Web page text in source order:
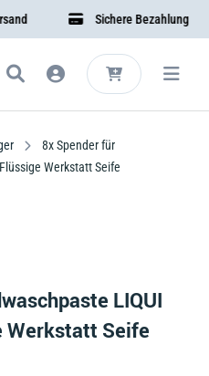
Sichere Bezahlung
8x Spender für
Werkstatt Seife
LIQUI
Werkstatt Seife